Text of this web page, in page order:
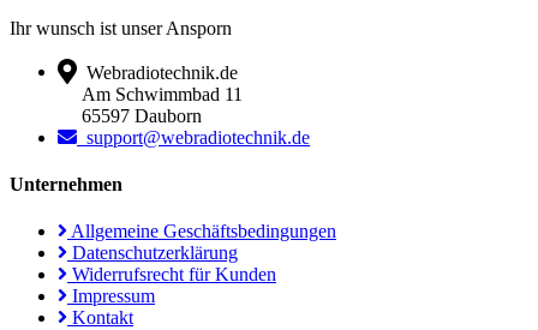
Ihr wunsch ist unser Ansporn
Webradiotechnik.de
Am Schwimmbad 11
65597 Dauborn
support@webradiotechnik.de
Unternehmen
Allgemeine Geschäftsbedingungen
Datenschutzerklärung
Widerrufsrecht für Kunden
Impressum
Kontakt